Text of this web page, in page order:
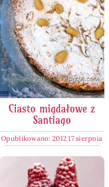
Ciasto migdałowe z
Santiago
Opublikowano: 2012 17 sierpnia